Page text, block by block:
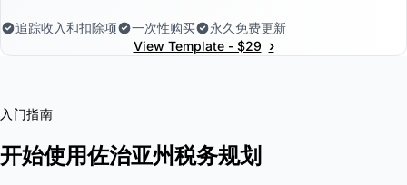
追踪收入和扣除项 一次性购买
永久免费更新
View Template - $29 ›
入门指南
开始使用佐治亚州税务规划